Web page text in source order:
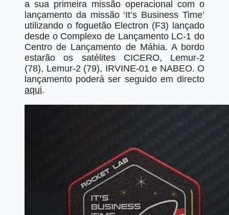
a sua primeira missão operacional com o
lançamento da missão ‘It’s Business Time’
utilizando o foguetão Electron (F3) lançado
desde o Complexo de Lançamento LC-1 do
Centro de Lançamento de Máhia. A bordo
estarão os satélites CICERO, Lemur-2
(78), Lemur-2 (79), IRVINE-01 e NABEO. O
lançamento poderá ser seguido em directo
aqui.